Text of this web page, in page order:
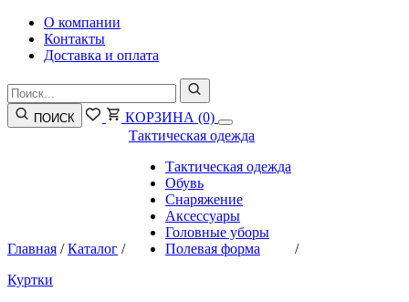
О компании
Контакты
Доставка и оплата
ПОИСК КОРЗИНА (0)
Главная /Каталог /
Тактическая одежда
Тактическая одежда
Обувь
Снаряжение
Аксессуары
Головные уборы
Полевая форма
/
Куртки